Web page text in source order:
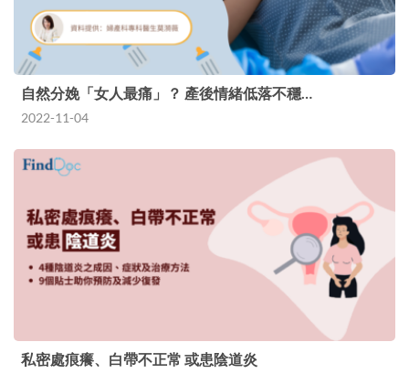
自然分娩「女人最痛」？ 產後情緒低落不穩…
2022-11-04
私密處痕癢、白帶不正常 或患陰道炎